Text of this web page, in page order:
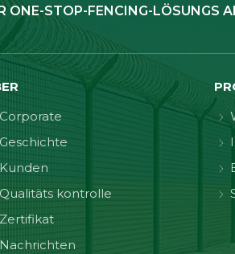
ONE-STOP-FENCING-LÖSUNGS
Corporate
Geschichte
Kunden
Qualitäts kontrolle
Zertifikat
Nachrichten